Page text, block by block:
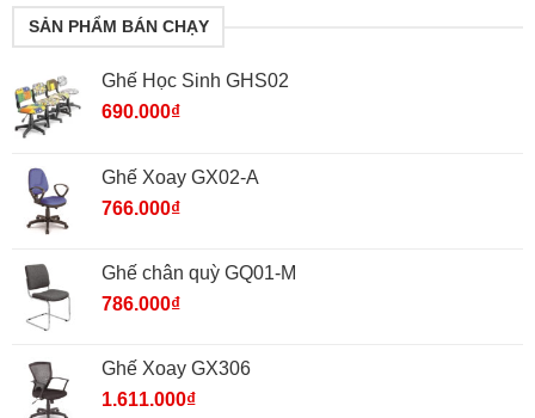
SẢN PHẨM BÁN CHẠY
Ghế Học Sinh GHS02
690.000₫
Ghế Xoay GX02-A
766.000₫
Ghế chân quỳ GQ01-M
786.000₫
Ghế Xoay GX306
1.611.000₫